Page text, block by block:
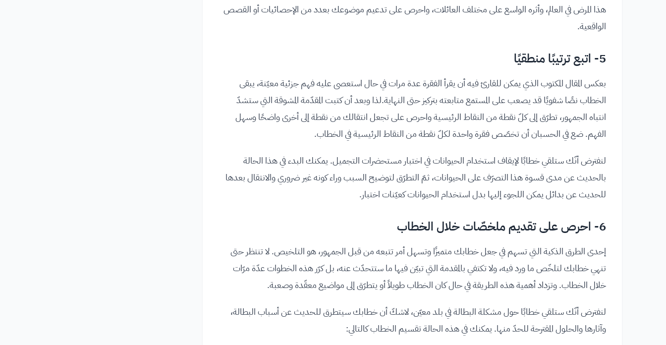
هذا المرض في العالم، وأثره الواسع على مختلف العائلات، واحرص على تدعيم موضوعك بعدد من الإحصائيات أو القصص
الواقعية.
5- اتبع ترتيبًا منطقيًا
بعكس المقال المكتوب الذي يمكن للقارئ فيه أن يقرأ الفقرة عدة مرات في حال استعصى عليه فهم جزئية معيّنة، يبقى
الخطاب نصًا شفويًا قد يصعب على المستمع متابعته بتركيز حتى النهاية.لذا وبعد أن كتبت المقدّمة المشوقة التي ستشدّ
انتباه الجمهور، تطرّق إلى كلّ نقطة من النقاط الرئيسية واحرص على تجعل انتقالك من نقطة إلى أخرى واضحًا وسهل
الفهم. ضع في الحسبان أن تخصّص فقرة واحدة لكلّ نقطة من النقاط الرئيسية في الخطاب.
لنفترض أنّك ستلقي خطابًا لإيقاف استخدام الحيوانات في اختبار مستحضرات التجميل. يمكنك البدء في هذا الحالة
بالحديث عن مدى قسوة هذا التصرّف على الحيوانات، ثمّ التطرّق لتوضيح السبب وراء كونه غير ضروري والانتقال بعدها
للحديث عن بدائل يمكن اللجوء إليها بدل استخدام الحيوانات كعيّنات اختبار.
6- احرص على تقديم ملخصّات خلال الخطاب
إحدى الطرق الذكية التي تسهم في جعل خطابك متميزًا وتسهل أمر تتبعه من قبل الجمهور، هو التلخيص. لا تنتظر حتى
تنهي خطابك لتلخّص ما ورد فيه، ولا تكتفي بالمقدمة التي تبيّن فيها ما ستتحدّث عنه، بل كرّر هذه الخطوات عدّة مرّات
خلال الخطاب. وتزداد أهمية هذه الطريقة في حال كان الخطاب طويلاً أو يتطرّق إلى مواضيع معقّدة وصعبة.
لنفترض أنّك ستلقي خطابًا حول مشكلة البطالة في بلد معيّن، لاشكّ أن خطابك سيتطرق للحديث عن أسباب البطالة،
وآثارها والحلول المقترحة للحدّ منها. يمكنك في هذه الحالة تقسيم الخطاب كالتالي: